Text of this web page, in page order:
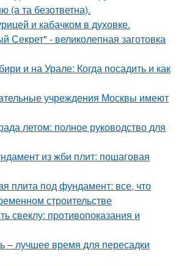
(а та безответна).
и кабачком в духовке.
Секрет" - великолепная заготовка
и на Урале: Когда посадить и как
учреждения Москвы имеют
летом: полное руководство для
из жби плит: пошаговая
плита под фундамент: все, что
строительстве
свеклу: противопоказания и
– лучшее время для пересадки